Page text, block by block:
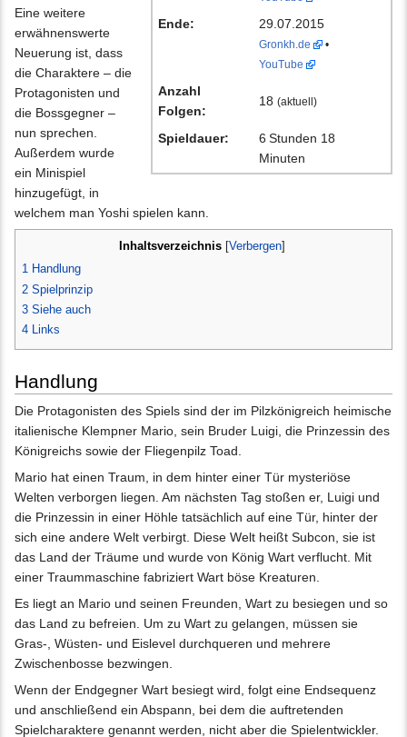
Ende: 29.07.2015
Gronkh.de
•
YouTube
Anzahl
Folgen:
18 (aktuell)
Spieldauer:
6 Stunden 18
Minuten
Eine weitere
erwähnenswerte
Neuerung ist, dass
die Charaktere – die
Protagonisten und
die Bossgegner –
nun sprechen.
Außerdem wurde
ein Minispiel
hinzugefügt, in
welchem man Yoshi spielen kann.
Inhaltsverzeichnis[ Verbergen]
1 Handlung
2 Spielprinzip
3 Siehe auch
4 Links
Handlung
Die Protagonisten des Spiels sind der im Pilzkönigreich heimische
italienische Klempner Mario, sein Bruder Luigi, die Prinzessin des
Königreichs sowie der Fliegenpilz Toad.
Mario hat einen Traum, in dem hinter einer Tür mysteriöse
Welten verborgen liegen. Am nächsten Tag stoßen er, Luigi und
die Prinzessin in einer Höhle tatsächlich auf eine Tür, hinter der
sich eine andere Welt verbirgt. Diese Welt heißt Subcon, sie ist
das Land der Träume und wurde von König Wart verflucht. Mit
einer Traummaschine fabriziert Wart böse Kreaturen.
Es liegt an Mario und seinen Freunden, Wart zu besiegen und so
das Land zu befreien. Um zu Wart zu gelangen, müssen sie
Gras-, Wüsten- und Eislevel durchqueren und mehrere
Zwischenbosse bezwingen.
Wenn der Endgegner Wart besiegt wird, folgt eine Endsequenz
und anschließend ein Abspann, bei dem die auftretenden
Spielcharaktere genannt werden, nicht aber die Spielentwickler.